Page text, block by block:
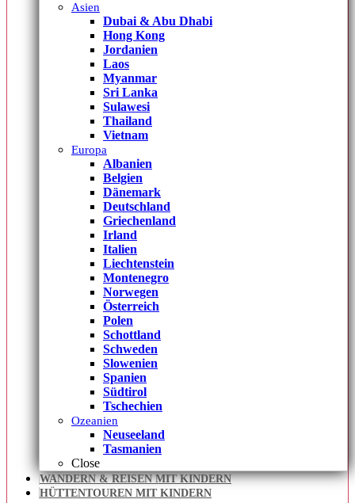
Asien
Dubai & Abu Dhabi
Hong Kong
Jordanien
Laos
Myanmar
Sri Lanka
Sulawesi
Thailand
Vietnam
Europa
Albanien
Belgien
Dänemark
Deutschland
Griechenland
Irland
Italien
Liechtenstein
Montenegro
Norwegen
Österreich
Polen
Schottland
Schweden
Slowenien
Spanien
Südtirol
Tschechien
Ozeanien
Neuseeland
Tasmanien
Close
WANDERN & REISEN MIT KINDERN
HÜTTENTOUREN MIT KINDERN